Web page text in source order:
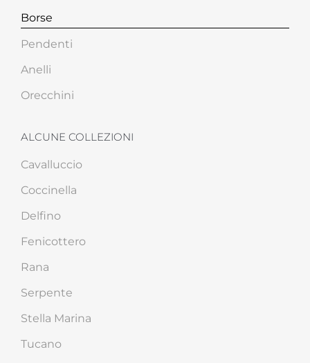
Borse
Pendenti
Anelli
Orecchini
ALCUNE COLLEZIONI
Cavalluccio
Coccinella
Delfino
Fenicottero
Rana
Serpente
Stella Marina
Tucano